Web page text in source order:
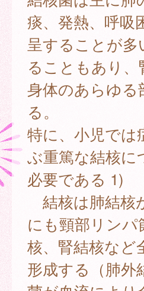
痰、発熱、呼吸
呈することが多
ることもあり
身体のあらゆ
る。
特に、小児では
ぶ重篤な結核
必要である 1)
結核は肺結核
にも頸部リン
核、腎結核など
形成する（肺外